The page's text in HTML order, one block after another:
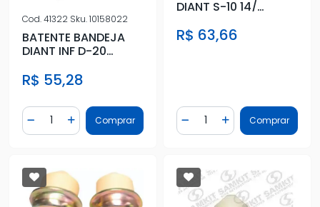
Cod.41322 Sku.10158022
BATENTE BANDEJA
DIANT INF D-20
R$ 55,28
Diminuir Quantidade
Quantidade
Adicionar Quantidade
Comprar
DIANT S-10 14/
C/ CANECA
R$ 63,66
Diminuir Quantidade
Quantidade
AdicionarComprar